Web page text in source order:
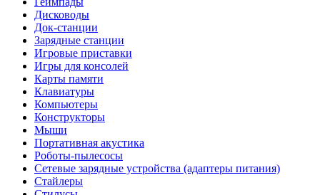
Дисководы
Док-станции
Зарядные станции
Игровые приставки
Игры для консолей
Карты памяти
Клавиатуры
Компьютеры
Конструкторы
Мыши
Портативная акустика
Роботы-пылесосы
Сетевые зарядные устройства (адаптеры питания)
Стайлеры